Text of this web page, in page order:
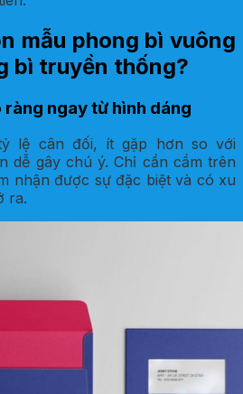
mẫu phong bì vuông
bì truyền thống?
ngay từ hình dáng
lệ cân đối, ít gặp hơn so với
dễ gây chú ý. Chỉ cần cầm trên
nhận được sự đặc biệt và có xu
ra.